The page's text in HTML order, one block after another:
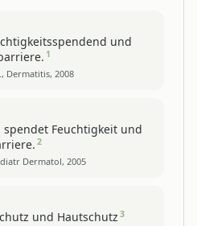
und
1
Dermatitis, 2008
Feuchtigkeit und
2
Dermatol, 2005
und Hautschutz 3